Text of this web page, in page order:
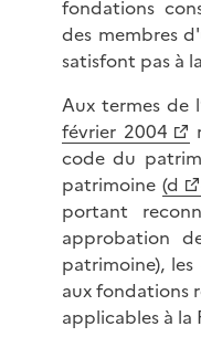
fondations
des membres
satisfont pas à
Aux termes de
février 2004
code du
patrimoine (d
portant
approbation
patrimoine),
aux fondations
applicables à